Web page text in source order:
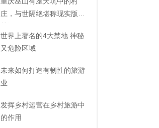
庄，与世隔绝堪称现实版桃
世界上著名的4大禁地 神秘
又危险区域
未来如何打造有韧性的旅游
业
发挥乡村运营在乡村旅游中
的作用